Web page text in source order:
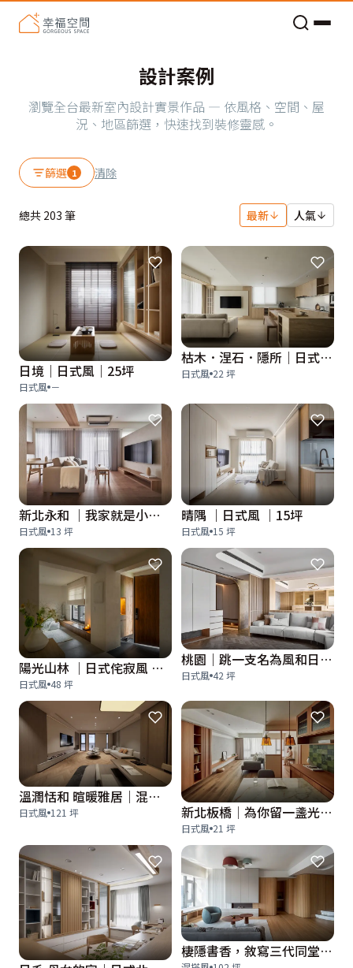
設計案例
瀏覽全台最新室內設計實景作品 — 依風格、空間、屋
況、地區篩選，快速找到裝修靈感。
篩選 1 清除
總共 203 筆 最新 人氣
日境｜日式風｜25坪
日式風 －
枯木．涅石．隱所｜日式侘寂風｜22坪
日式風 22 坪
新北永和 ｜我家就是小京都 13坪日式飯店宅
日式風 13 坪
晴隅 ｜日式風 ｜15坪
日式風 15 坪
陽光山林 ｜日式侘寂風 ｜48坪
日式風 48 坪
桃園｜跳一支名為風和日麗之舞 42坪日式混搭宅
日式風 42 坪
溫潤恬和 暄暖雅居｜混搭風｜122坪
日式風 121 坪 新北板橋│為你留一盞光的21坪日式復古宅
日式風 21 坪
棲隱書香，敘寫三代同堂的療癒溫潤之境│北歐日式風